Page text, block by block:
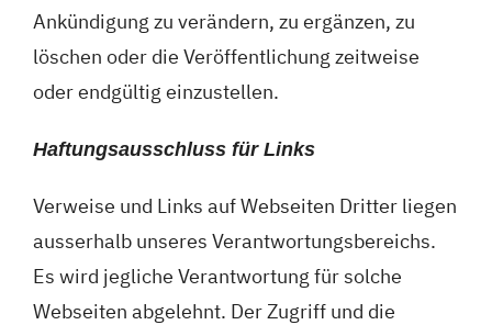
Ankündigung zu verändern, zu ergänzen, zu
löschen oder die Veröffentlichung zeitweise
oder endgültig einzustellen.
Haftungsausschluss für Links
Verweise und Links auf Webseiten Dritter liegen
ausserhalb unseres Verantwortungsbereichs.
Es wird jegliche Verantwortung für solche
Webseiten abgelehnt. Der Zugriff und die